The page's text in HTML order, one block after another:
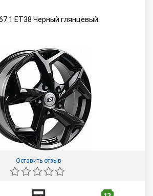
ET38 Черный глянцевый
Оставить отзыв